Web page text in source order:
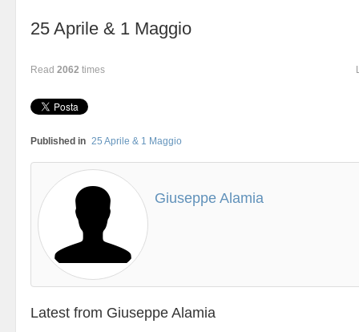
25 Aprile & 1 Maggio
Read 2062 times
Published in 25 Aprile & 1 Maggio
Giuseppe Alamia
Latest from Giuseppe Alamia